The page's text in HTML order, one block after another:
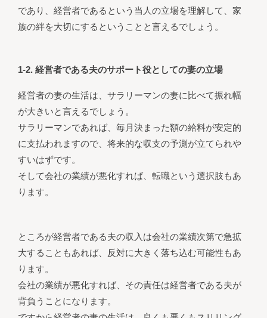
であり、経営者であるという当人の立場を理解して、家
族の絆を大切にするということと言えるでしょう。
1-2. 経営者である夫のサポート役としての妻の立場
経営者の妻の生活は、サラリーマンの妻に比べて振れ幅
が大きいと言えるでしょう。
サラリーマンであれば、毎月決まった額の給料が安定的
に支払われますので、将来的な収支の予測が立てられや
すいはずです。
そして会社の業績が悪化すれば、転職という選択肢もあ
ります。
ところが経営者である夫の収入は会社の業績次第で急拡
大することもあれば、反対に大きく落ち込む可能性もあ
ります。
会社の業績が悪化すれば、その責任は経営者である夫が
背負うことになります。